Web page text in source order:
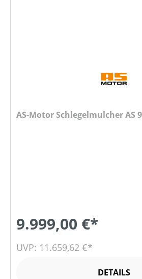
AS-Motor Schlegelmulcher AS
9.999,00 €*
UVP: 11.659,62 €*
DETAILS